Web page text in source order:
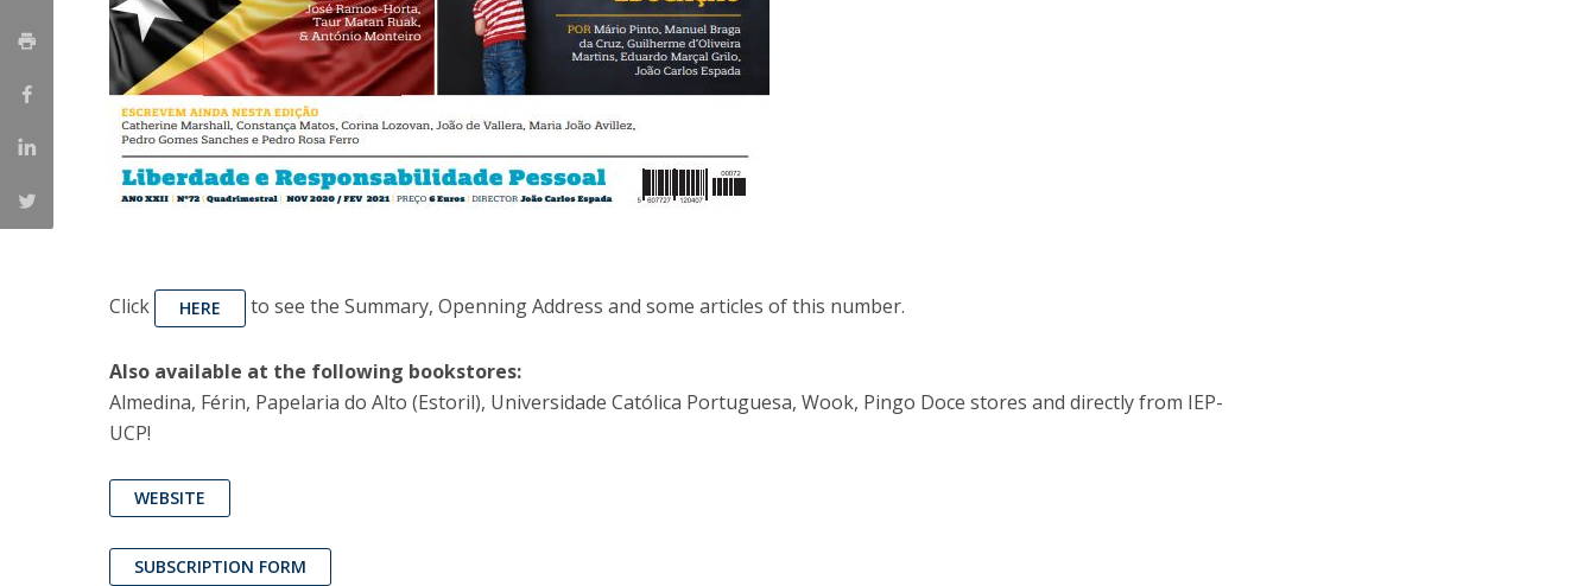
Click HERE to see the Summary, Openning Address and some articles of this number.
Also available at the following bookstores:
Almedina, Férin, Papelaria do Alto (Estoril), Universidade Católica Portuguesa, Wook, Pingo Doce stores and directly from IEP-
UCP!
WEBSITE
SUBSCRIPTION FORM